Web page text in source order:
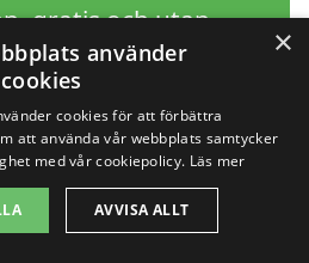
gratis och utan
×
använder
cookies
cookies för att förbättra
att använda vår webbplats samtycker
med vår cookiepolicy. Läs mer
AVVISA ALLT